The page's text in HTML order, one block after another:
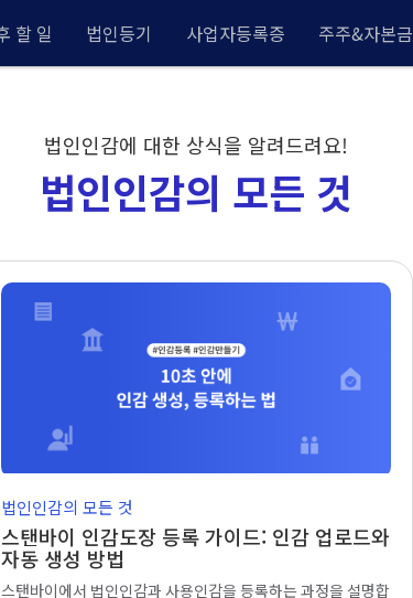
할 일 법인등기 사업자등록증 주주&자본금
법인인감의 모든 것
법인인감에 대한 상식을 알려드려요!
스탠바이 인감도장 등록 가이드: 인감 업로드와
자동 생성 방법
스탠바이에서 법인인감과 사용인감을 등록하는 과정을 설명합
법인인감의 모든 것